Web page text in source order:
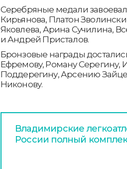
Серебряные медали
Кирьянова, Платон
Яковлева, Арина Сучилина,
и Андрей Присталов.
Бронзовые награды
Ефремову, Роману Серегину,
Поддерегину, Арсению
Никонову.
Владимирские
России полный